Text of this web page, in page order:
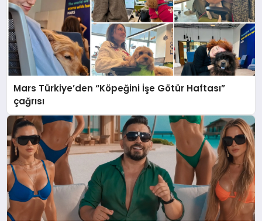
Mars Türkiye’den “Köpeğini İşe Götür Haftası”
çağrısı